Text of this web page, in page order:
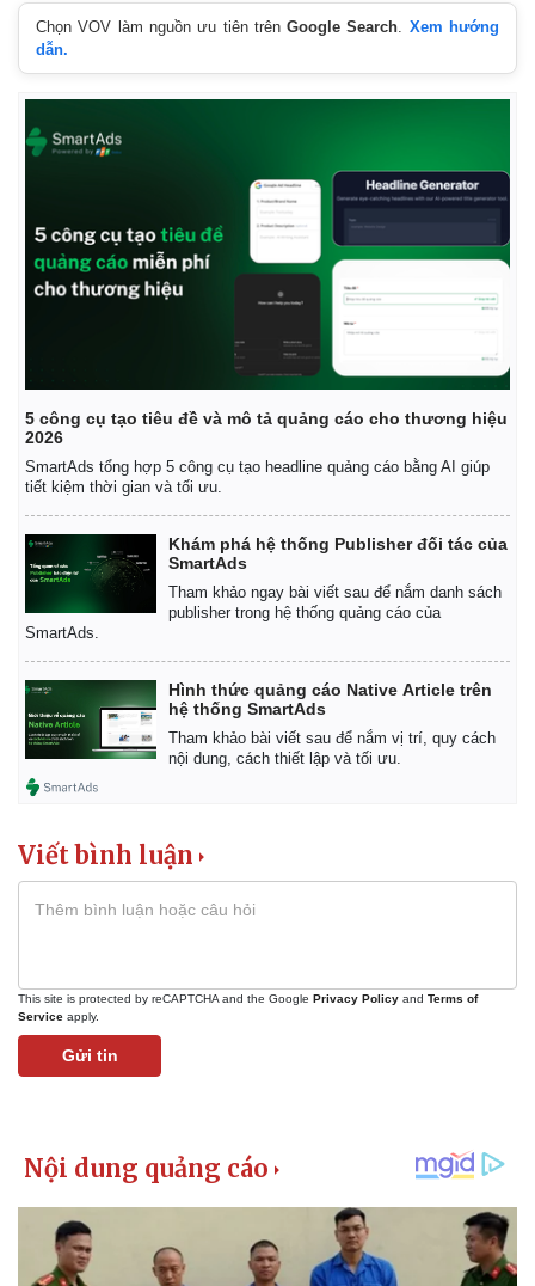
Kinh tế
Bất động sản
Khởi nghiệp
Giá vàng
Tiêu dùng
Tỷ giá
Chứng khoán
Giá cà phê
Chọn VOV làm nguồn ưu tiên trênGoogle Search
Xem hướng
dẫn.
5 công cụ tạo tiêu đề và mô tả quảng cáo cho thương hiệu
2026
SmartAds tổng hợp 5 công cụ tạo headline quảng cáo bằng AI giúp
tiết kiệm thời gian và tối ưu.
Khám phá hệ thống Publisher đối tác của
SmartAds
Tham khảo ngay bài viết sau để nắm danh sách
publisher trong hệ thống quảng cáo của
SmartAds.
Hình thức quảng cáo Native Article trên
hệ thống SmartAds
Tham khảo bài viết sau để nắm vị trí, quy cách
nội dung, cách thiết lập và tối ưu.
Viết bình luận
This site is protected by reCAPTCHA and the Google Privacy Policy and Terms of
Service apply.
Gửi tin